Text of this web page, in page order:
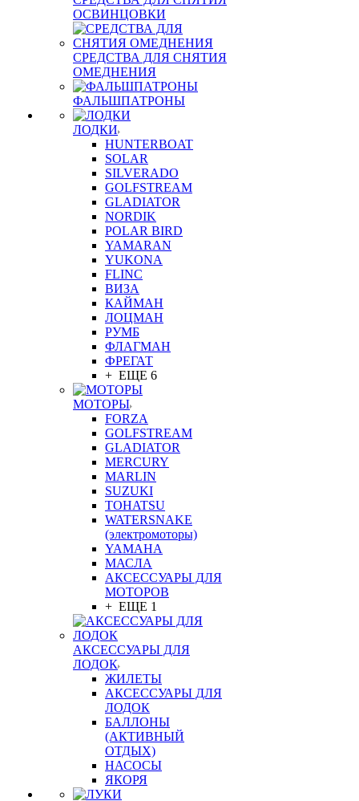
ОСВИНЦОВКИ
СРЕДСТВА ДЛЯ СНЯТИЯ
ОМЕДНЕНИЯ
ФАЛЬШПАТРОНЫ
ЛОДКИ
HUNTERBOAT
SOLAR
SILVERADO
GOLFSTREAM
GLADIATOR
NORDIK
POLAR BIRD
YAMARAN
YUKONA
FLINC
ВИЗА
КАЙМАН
ЛОЦМАН
РУМБ
ФЛАГМАН
ФРЕГАТ
+ ЕЩЕ 6
МОТОРЫ
FORZA
GOLFSTREAM
GLADIATOR
MERCURY
MARLIN
SUZUKI
TOHATSU
WATERSNAKE
(электромоторы)
YAMAHA
МАСЛА
АКСЕССУАРЫ ДЛЯ
МОТОРОВ
+ ЕЩЕ 1
АКСЕССУАРЫ ДЛЯ
ЛОДОК
ЖИЛЕТЫ
АКСЕССУАРЫ ДЛЯ
ЛОДОК
БАЛЛОНЫ
(АКТИВНЫЙ
ОТДЫХ)
НАСОСЫ
ЯКОРЯ